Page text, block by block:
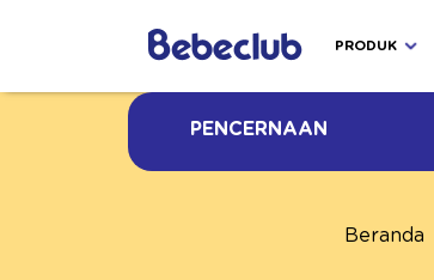
PRODUK
PENCERNAAN
Beranda